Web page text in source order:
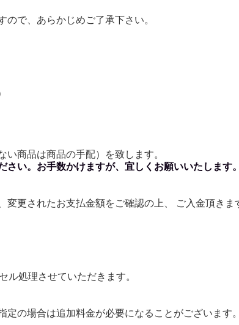
で、あらかじめご了承下さい。
商品は商品の手配）を致します。
い。お手数かけますが、宜しくお願いいたします。
変更されたお支払金額をご確認の上、 ご入金頂きま
ル処理させていただきます。
の場合は追加料金が必要になることがございます。